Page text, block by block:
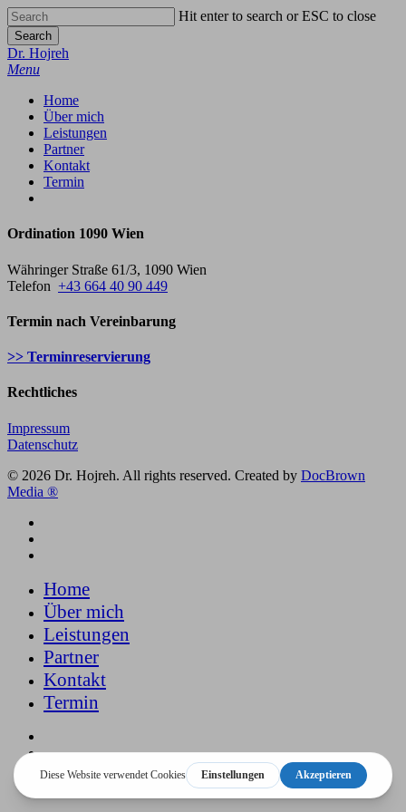
Skip
to
main
content
Hit enter to search or ESC to close
Search
Close
Search
Dr. Hojreh
Menu
Home
Über mich
Leistungen
Partner
Kontakt
Termin
Ordination 1090 Wien
Währinger Straße 61/3, 1090 Wien
Telefon +43 664 40 90 449
Termin nach Vereinbarung
>> Terminreservierung
Rechtliches
Impressum
Datenschutz
© 2026 Dr. Hojreh. All rights reserved. Created by DocBrown
Media ®
Home
Über mich
Leistungen
Partner
Kontakt
Termin
plus
phone
email